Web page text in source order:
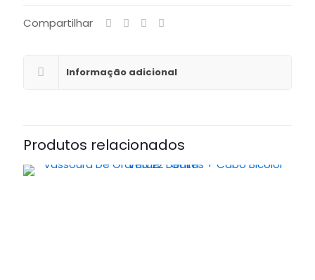
Compartilhar
Informação adicional
Produtos relacionados